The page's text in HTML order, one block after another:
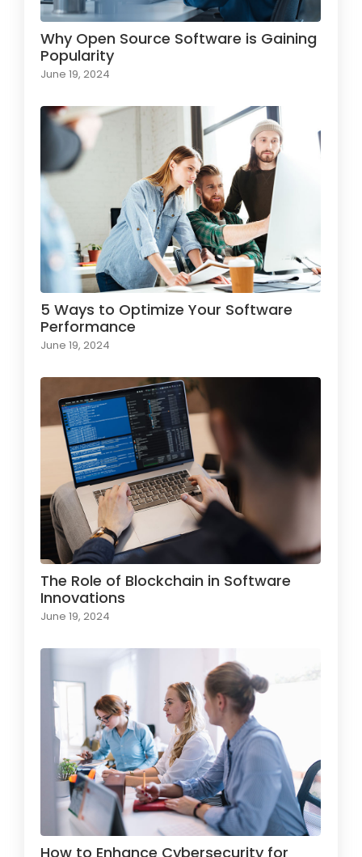
Why Open Source Software is Gaining
Popularity
June 19, 2024
5 Ways to Optimize Your Software
Performance
June 19, 2024
The Role of Blockchain in Software
Innovations
June 19, 2024
How to Enhance Cybersecurity for